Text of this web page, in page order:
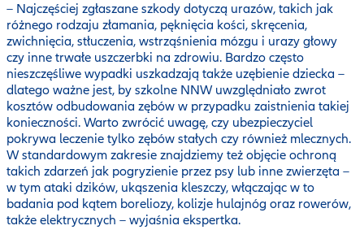
– Najczęściej zgłaszane szkody dotyczą urazów, takich jak
różnego rodzaju złamania, pęknięcia kości, skręcenia,
zwichnięcia, stłuczenia, wstrząśnienia mózgu i urazy głowy
czy inne trwałe uszczerbki na zdrowiu. Bardzo często
nieszczęśliwe wypadki uszkadzają także uzębienie dziecka –
dlatego ważne jest, by szkolne NNW uwzględniało zwrot
kosztów odbudowania zębów w przypadku zaistnienia takiej
konieczności. Warto zwrócić uwagę, czy ubezpieczyciel
pokrywa leczenie tylko zębów stałych czy również mlecznych.
W standardowym zakresie znajdziemy też objęcie ochroną
takich zdarzeń jak pogryzienie przez psy lub inne zwierzęta –
w tym ataki dzików, ukąszenia kleszczy, włączając w to
badania pod kątem boreliozy, kolizje hulajnóg oraz rowerów,
także elektrycznych – wyjaśnia ekspertka.